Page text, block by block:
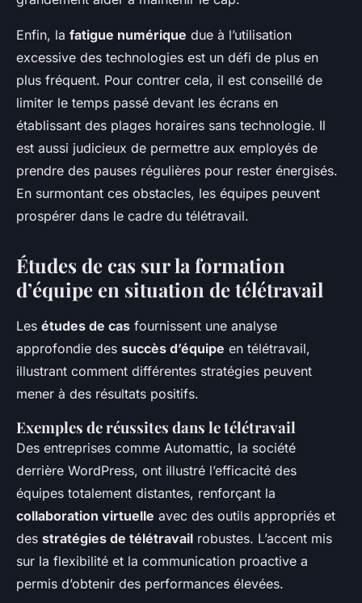
Enfin, la fatigue numérique due à l’utilisation
excessive des technologies est un défi de plus en
plus fréquent. Pour contrer cela, il est conseillé de
limiter le temps passé devant les écrans en
établissant des plages horaires sans technologie. Il
est aussi judicieux de permettre aux employés de
prendre des pauses régulières pour rester énergisés.
En surmontant ces obstacles, les équipes peuvent
prospérer dans le cadre du télétravail.
Études de cas sur la formation
d’équipe en situation de télétravail
Les études de cas fournissent une analyse
approfondie des succès d’équipe en télétravail,
illustrant comment différentes stratégies peuvent
mener à des résultats positifs.
Exemples de réussites dans le télétravail
Des entreprises comme Automattic, la société
derrière WordPress, ont illustré l’efficacité des
équipes totalement distantes, renforçant la
collaboration virtuelle avec des outils appropriés et
des stratégies de télétravail robustes. L’accent mis
sur la flexibilité et la communication proactive a
permis d’obtenir des performances élevées.